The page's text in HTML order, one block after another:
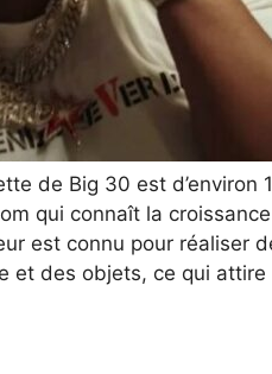
de Big 30 est d’environ
qui connaît la
est connu pour réaliser
et des objets, ce qui